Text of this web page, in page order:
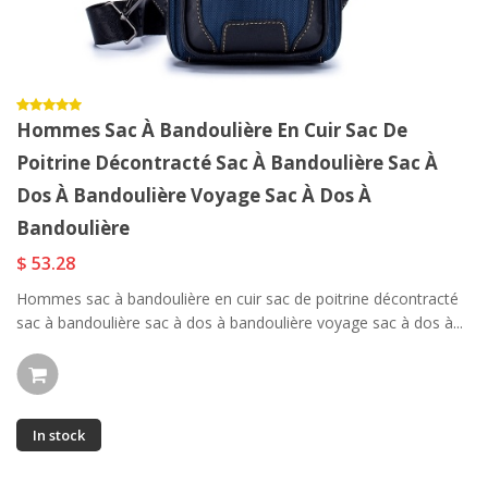
Hommes Sac À Bandoulière En Cuir Sac De
Poitrine Décontracté Sac À Bandoulière Sac À
Dos À Bandoulière Voyage Sac À Dos À
Bandoulière
$ 53.28
Hommes sac à bandoulière en cuir sac de poitrine décontracté
sac à bandoulière sac à dos à bandoulière voyage sac à dos à...
In stock